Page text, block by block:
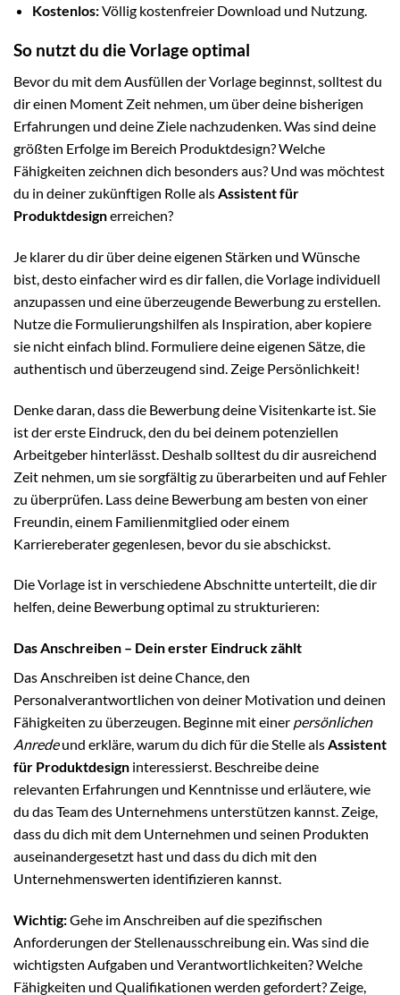
Kostenlos:Völlig kostenfreier Download und Nutzung.
So nutzt du die Vorlage optimal
Bevor du mit dem Ausfüllen der Vorlage beginnst, solltest du
dir einen Moment Zeit nehmen, um über deine bisherigen
Erfahrungen und deine Ziele nachzudenken. Was sind deine
größten Erfolge im Bereich Produktdesign? Welche
Fähigkeiten zeichnen dich besonders aus? Und was möchtest
du in deiner zukünftigen Rolle alsAssistent für
Produktdesignerreichen?
Je klarer du dir über deine eigenen Stärken und Wünsche
bist, desto einfacher wird es dir fallen, die Vorlage individuell
anzupassen und eine überzeugende Bewerbung zu erstellen.
Nutze die Formulierungshilfen als Inspiration, aber kopiere
sie nicht einfach blind. Formuliere deine eigenen Sätze, die
authentisch und überzeugend sind. Zeige Persönlichkeit!
Denke daran, dass die Bewerbung deine Visitenkarte ist. Sie
ist der erste Eindruck, den du bei deinem potenziellen
Arbeitgeber hinterlässt. Deshalb solltest du dir ausreichend
Zeit nehmen, um sie sorgfältig zu überarbeiten und auf Fehler
zu überprüfen. Lass deine Bewerbung am besten von einer
Freundin, einem Familienmitglied oder einem
Karriereberater gegenlesen, bevor du sie abschickst.
Die Vorlage ist in verschiedene Abschnitte unterteilt, die dir
helfen, deine Bewerbung optimal zu strukturieren:
Das Anschreiben – Dein erster Eindruck zählt
Das Anschreiben ist deine Chance, den
Personalverantwortlichen von deiner Motivation und deinen
Fähigkeiten zu überzeugen. Beginne mit einer persönlichen
Anredeund erkläre, warum du dich für die Stelle alsAssistent
für Produktdesign interessierst. Beschreibe deine
relevanten Erfahrungen und Kenntnisse und erläutere, wie
du das Team des Unternehmens unterstützen kannst. Zeige,
dass du dich mit dem Unternehmen und seinen Produkten
auseinandergesetzt hast und dass du dich mit den
Unternehmenswerten identifizieren kannst.
Wichtig:Gehe im Anschreiben auf die spezifischen
Anforderungen der Stellenausschreibung ein. Was sind die
wichtigsten Aufgaben und Verantwortlichkeiten? Welche
Fähigkeiten und Qualifikationen werden gefordert? Zeige,